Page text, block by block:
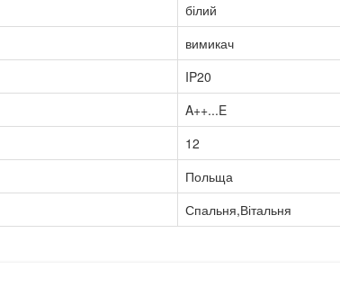
білий
вимикач
IP20
A++...E
12
Польща
Спальня,Вітальня